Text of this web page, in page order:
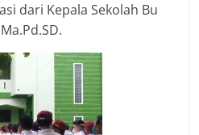
dari Kepala Sekolah Bu